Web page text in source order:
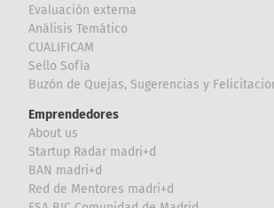
Evaluación externa
Análisis Temático
CUALIFICAM
Sello Sofía
Buzón de Quejas, Sugerencias y
Emprendedores
About us
Startup Radar madri+d
BAN madri+d
Red de Mentores madri+d